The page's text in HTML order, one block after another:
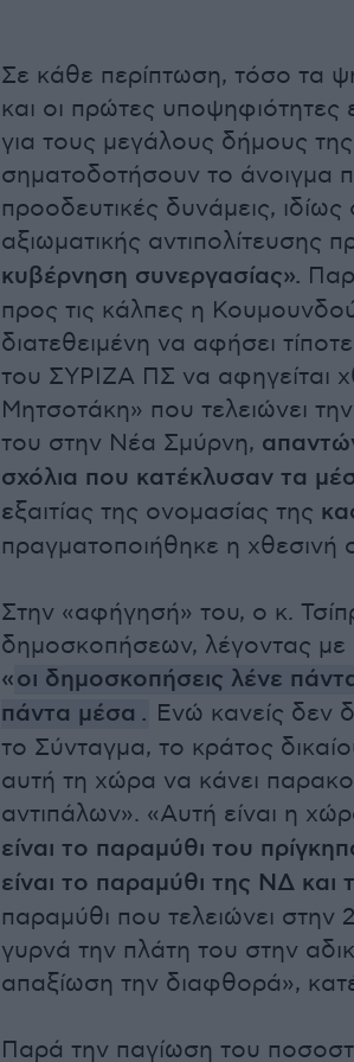
Σε κάθε περίπτωση, τόσο τα
και οι πρώτες
για τους μεγάλους δήμους
σηματοδοτήσουν το άνοιγμα
προοδευτικές δυνάμεις,
αξιωματικής αντιπολίτευσης
κυβέρνηση συνεργασίας».
προς τις κάλπες η
διατεθειμένη να αφήσει
του ΣΥΡΙΖΑ ΠΣ να αφηγείται
Μητσοτάκη» που τελειώνει
του στην Νέα Σμύρνη,
σχόλια που κατέκλυσαν τα
εξαιτίας της ονομασίας της
πραγματοποιήθηκε η χθεσινή
Στην «αφήγησή» του, ο κ.
δημοσκοπήσεων, λέγοντας
«οι δημοσκοπήσεις λένε
πάντα μέσα . Ενώ κανείς δεν
το Σύνταγμα, το κράτος
αυτή τη χώρα να κάνει
αντιπάλων». «Αυτή είναι η
είναι το παραμύθι του
είναι το παραμύθι της ΝΔ
παραμύθι που τελειώνει
γυρνά την πλάτη του στην
απαξίωση την διαφθορά»,
Παρά την παγίωση του